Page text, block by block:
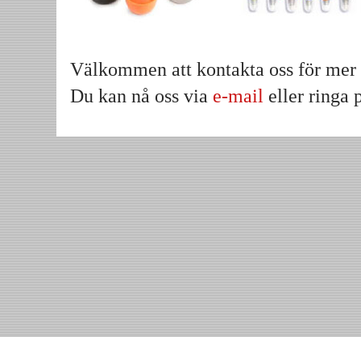
Välkommen att kontakta oss för
Du kan nå oss via e-mail eller ringa